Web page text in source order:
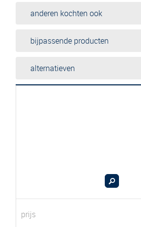
anderen kochten ook
bijpassende producten
alternatieven
prijs